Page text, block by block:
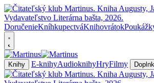
DoručenieKníhkupectváKnihovrátok
Knihy E-knihyAudioknihyHryFilmy